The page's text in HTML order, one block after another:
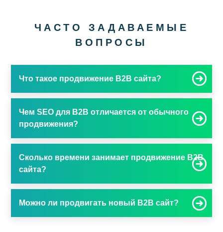
ЧАСТО ЗАДАВАЕМЫЕ
ВОПРОСЫ
Что такое продвижение B2B сайта?
Чем SEO для B2B отличается от обычного
продвижения?
Сколько времени занимает продвижение B2B
сайта?
Можно ли продвигать новый B2B сайт?